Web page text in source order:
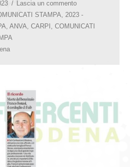
Lascia un commento
STAMPA, 2023 -
, ANVA, CARPI , COMUNICATI